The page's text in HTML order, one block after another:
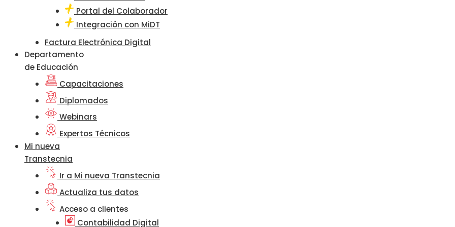
Portal del Colaborador
Integración con MiDT
Factura Electrónica Digital
Departamento
de Educación
Capacitaciones
Diplomados
Webinars
Expertos Técnicos
Mi nueva
Transtecnia
Ir a Mi nueva Transtecnia
Actualiza tus datos
Acceso a clientes
Contabilidad Digital